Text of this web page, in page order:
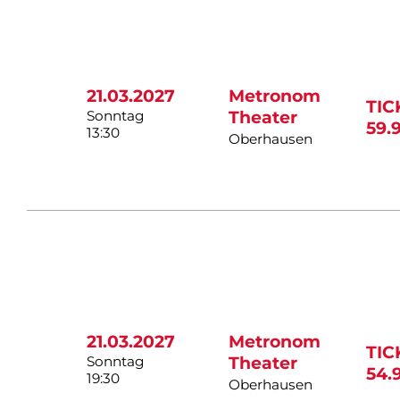
21.03.2027
Sonntag
13:30
Metronom
Theater
Oberhausen
21.03.2027
Sonntag
19:30
Metronom
Theater
Oberhausen